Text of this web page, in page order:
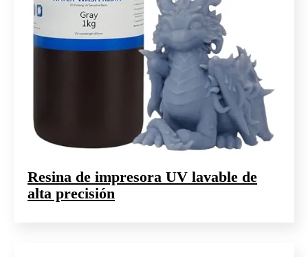
Resina de impresora UV lavable de
alta precisión